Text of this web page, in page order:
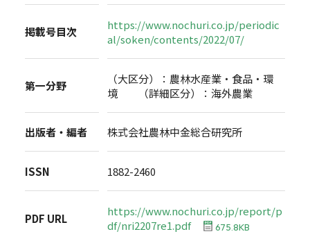
掲載号目次
https://www.nochuri.co.jp/periodic
al/soken/contents/2022/07/
第一分野
（大区分）：農林水産業・食品・環
境 （詳細区分）：海外農業
出版者・編者 株式会社農林中金総合研究所
ISSN 1882-2460
PDF URL
https://www.nochuri.co.jp/report/p
df/nri2207re1.pdf
675.8KB